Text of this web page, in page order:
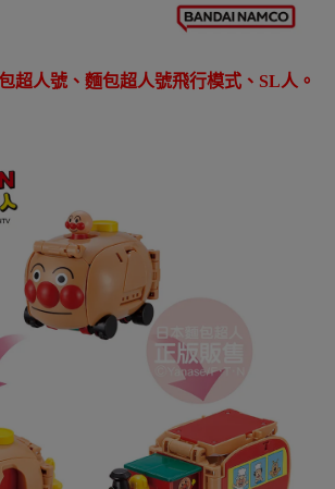
超人號、麵包超人號飛行模式、SL人。